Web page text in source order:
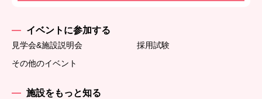
イベントに参加する
見学会&施設説明会
採用試験
その他のイベント
施設をもっと知る